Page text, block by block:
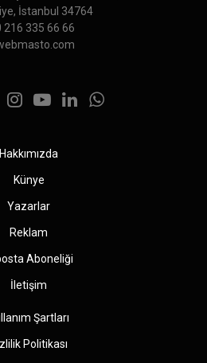
İstanbul 34764
216 335 66 66
Instagram
YouTubeLinkedInWhatsApp
Hakkımızda
Künye
Yazarlar
Reklam
Aboneliği
İletişim
Şartları
Politikası